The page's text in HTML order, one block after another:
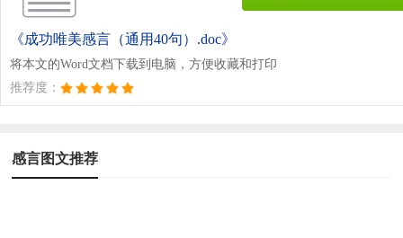
《成功唯美感言（通用40句）.doc》
将本文的Word文档下载到电脑，方便收藏和打印
推荐度：
感言图文推荐